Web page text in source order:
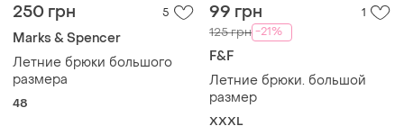
250 грн 5
Marks & Spencer
Летние брюки большого
размера
48
99 грн 1
125 грн -21%
F&F
Летние брюки. большой
размер
XXXL